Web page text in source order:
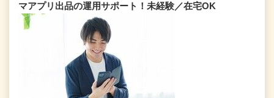
マアプリ出品の運用サポート！未経験／在宅OK